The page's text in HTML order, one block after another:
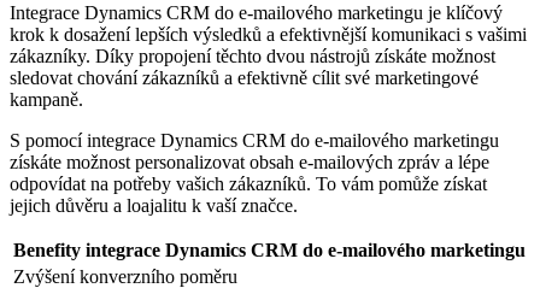
Integrace‌ Dynamics​ CRM‍ do e-mailového marketingu je klíčový
krok k dosažení lepších výsledků⁢ a efektivnější ​komunikaci s ‍vašimi
zákazníky.‌ Díky propojení‍ těchto dvou nástrojů získáte⁤ možnost
sledovat chování zákazníků a efektivně cílit své marketingové
kampaně.
S pomocí integrace⁤ Dynamics CRM​ do e-mailového marketingu⁣
získáte možnost​ personalizovat obsah ​e-mailových zpráv a lépe
odpovídat na potřeby vašich zákazníků.⁣ To vám ‌pomůže ⁢získat
⁢jejich důvěru a loajalitu k ⁤vaší značce.
Benefity integrace Dynamics CRM⁢ do ‍e-mailového marketingu
Zvýšení konverzního poměru